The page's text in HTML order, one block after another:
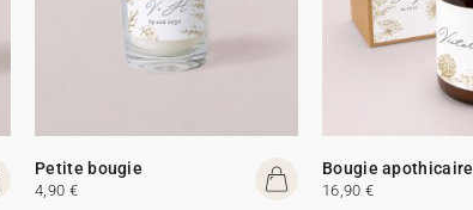
Petite bougie
4,90 €
Bougie apothicaire
16,90 €